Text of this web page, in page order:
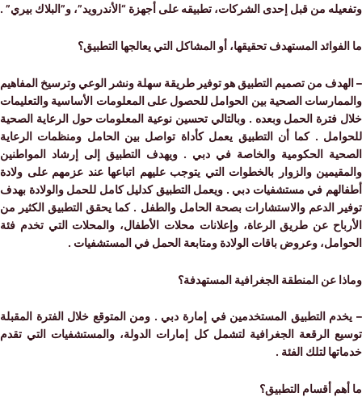
من قبل إحدى الشركات، تطبيقه على أجهزة “الأندرويد”، و”البلاك بيري” .
المستهدف تحقيقها، أو المشاكل التي يعالجها التطبيق؟
من تصميم التطبيق هو توفير طريقة سهلة ونشر الوعي وترسيخ المفاهيم
الصحية بين الحوامل للحصول على المعلومات الأساسية والتعليمات
فترة الحمل وبعده . وبالتالي تحسين نوعية المعلومات حول الرعاية الصحية
. كما أن التطبيق يعمل كأداة تواصل بين الحامل ومنظمات الرعاية
الحكومية والخاصة في دبي . ويهدف التطبيق إلى إرشاد المواطنين
والزوار بالخطوات التي يتوجب عليهم اتباعها عند عزمهم على ولادة
في مستشفيات دبي . ويعمل التطبيق كدليل كامل للحمل والولادة بهدف
الدعم والاستشارات بصحة الحامل والطفل . كما يحقق التطبيق الكثير من
عن طريق الرعاة، وإعلانات محلات الأطفال، والمحلات التي تخدم فئة
وعروض باقات الولادة ومتابعة الحمل في المستشفيات .
عن المنطقة الجغرافية المستهدفة؟
التطبيق المستخدمين في إمارة دبي . ومن المتوقع خلال الفترة المقبلة
الرقعة الجغرافية لتشمل كل إمارات الدولة، والمستشفيات التي تقدم
لتلك الفئة .
أقسام التطبيق؟